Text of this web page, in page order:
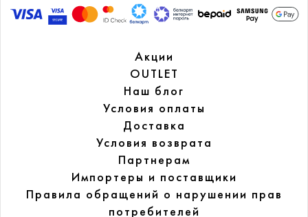
Акции
OUTLET
Наш блог
Условия оплаты
Доставка
Условия возврата
Партнерам
Импортеры и поставщики
Правила обращений о нарушении прав
потребителей